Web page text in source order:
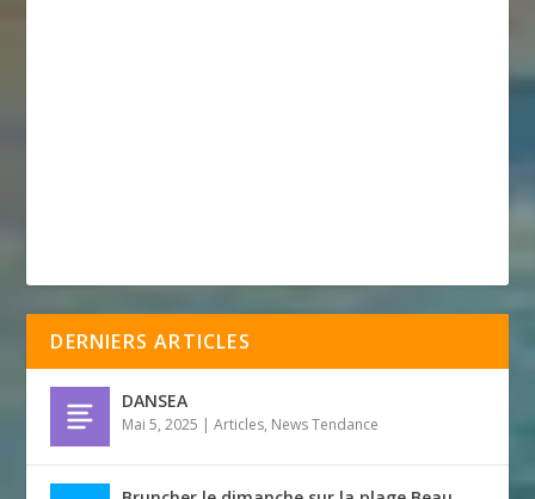
DERNIERS ARTICLES
DANSEA
Mai 5, 2025 |Articles, News Tendance